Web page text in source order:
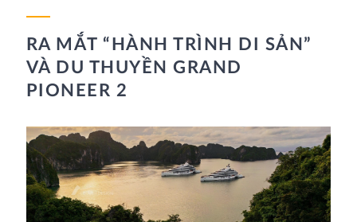
RA MẮT “HÀNH TRÌNH DI SẢN”
VÀ DU THUYỀN GRAND
PIONEER 2